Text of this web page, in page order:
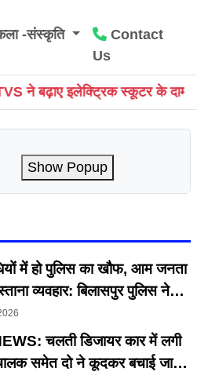
-संस्कृति
Contact
Us
के दाम, iQube और Orbiter के
Show Popup
में हो पुलिस का खौफ, आम जनता
व्यवहार: बिलासपुर पुलिस ने
संहिता पर छेड़ा महा-अभियान
चलती डिजायर कार में लगी
समेत दो ने कूदकर बचाई जान;